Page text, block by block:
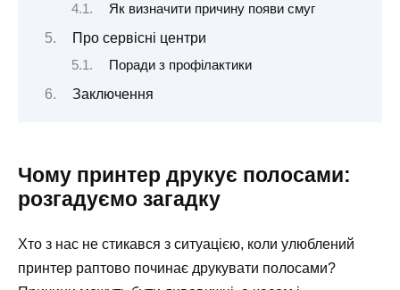
Як визначити причину появи смуг
Про сервісні центри
Поради з профілактики
Заключення
Чому принтер друкує полосами:
розгадуємо загадку
Хто з нас не стикався з ситуацією, коли улюблений
принтер раптово починає друкувати полосами?